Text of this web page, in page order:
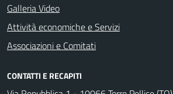
Galleria Video
Attività economiche e Servizi
Associazioni e Comitati
CONTATTI E RECAPITI